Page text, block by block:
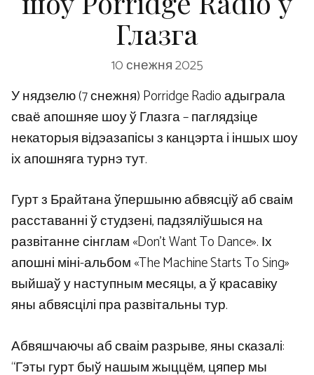
Глазга
10 снежня 2025
У нядзелю (7 снежня) Porridge Radio адыграла
сваё апошняе шоу ў Глазга – паглядзіце
некаторыя відэазапісы з канцэрта і іншых шоу
іх апошняга турнэ тут.
Гурт з Брайтана ўпершыню абвясціў аб сваім
расставанні ў студзені, падзяліўшыся на
развітанне сінглам «Don’t Want To Dance». Іх
апошні міні-альбом «The Machine Starts To Sing»
выйшаў у наступным месяцы, а ў красавіку
яны абвясцілі пра развітальны тур.
Абвяшчаючы аб сваім разрыве, яны сказалі:
“Гэты гурт быў нашым жыццём, цяпер мы